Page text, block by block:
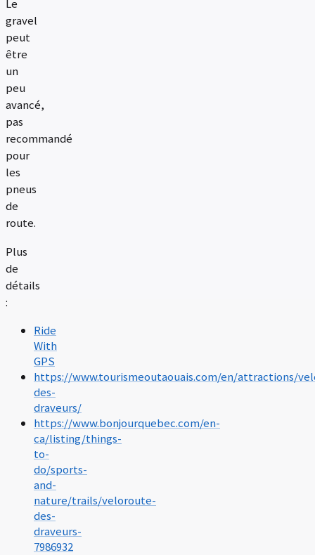
Le
gravel
peut
être
un
peu
avancé,
pas
recommandé
pour
les
pneus
de
route.
Plus
de
détails
:
Ride
With
GPS
https://www.tourismeoutaouais.com/en/attractions/
des-
draveurs/
https://www.bonjourquebec.com/en-
ca/listing/things-
to-
do/sports-
and-
nature/trails/veloroute-
des-
draveurs-
7986932